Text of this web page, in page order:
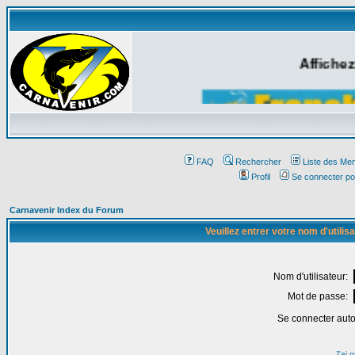
FAQ Rechercher
Liste des
Profil
Se connecter
Carnavenir Index du Forum
Veuillez entrer votre nom
Nom d'utilisateur:
Mot de passe:
Se connecter